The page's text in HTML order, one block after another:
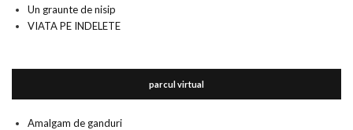
Un graunte de nisip
VIATA PE INDELETE
parcul virtual
Amalgam de ganduri